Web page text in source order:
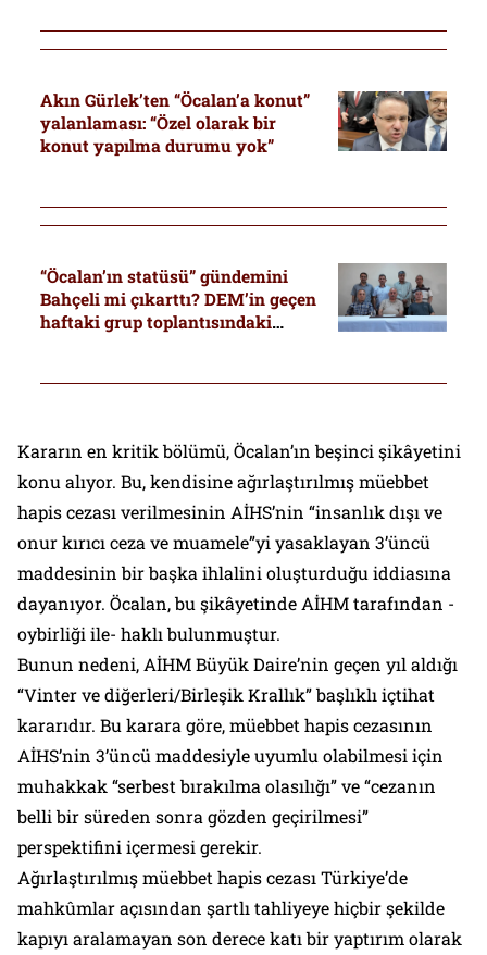
Akın Gürlek’ten “Öcalan’a konut”
yalanlaması: “Özel olarak bir
konut yapılma durumu yok”
“Öcalan’ın statüsü” gündemini
Bahçeli mi çıkarttı? DEM’in geçen
haftaki grup toplantısındaki
Kararın en kritik bölümü, Öcalan’ın beşinci şikâyetini
konu alıyor. Bu, kendisine ağırlaştırılmış müebbet
hapis cezası verilmesinin AİHS’nin “insanlık dışı ve
onur kırıcı ceza ve muamele”yi yasaklayan 3’üncü
maddesinin bir başka ihlalini oluşturduğu iddiasına
dayanıyor. Öcalan, bu şikâyetinde AİHM tarafından -
oybirliği ile- haklı bulunmuştur.
Bunun nedeni, AİHM Büyük Daire’nin geçen yıl aldığı
“Vinter ve diğerleri/Birleşik Krallık” başlıklı içtihat
kararıdır. Bu karara göre, müebbet hapis cezasının
AİHS’nin 3’üncü maddesiyle uyumlu olabilmesi için
muhakkak “serbest bırakılma olasılığı” ve “cezanın
belli bir süreden sonra gözden geçirilmesi”
perspektifini içermesi gerekir.
Ağırlaştırılmış müebbet hapis cezası Türkiye’de
mahkûmlar açısından şartlı tahliyeye hiçbir şekilde
kapıyı aralamayan son derece katı bir yaptırım olarak